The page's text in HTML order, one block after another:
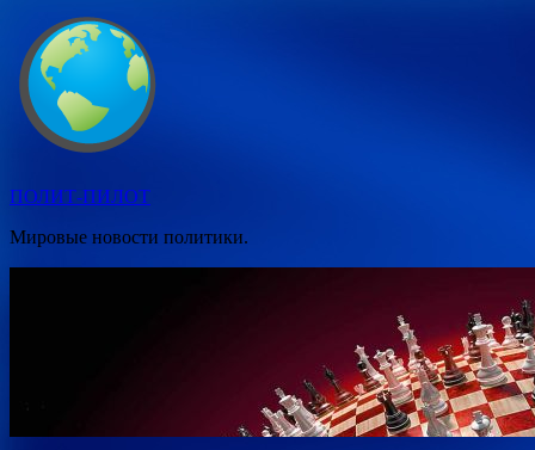
Перейти
содержимому
ПОЛИТ-ПИЛОТ
Мировые новости политики.